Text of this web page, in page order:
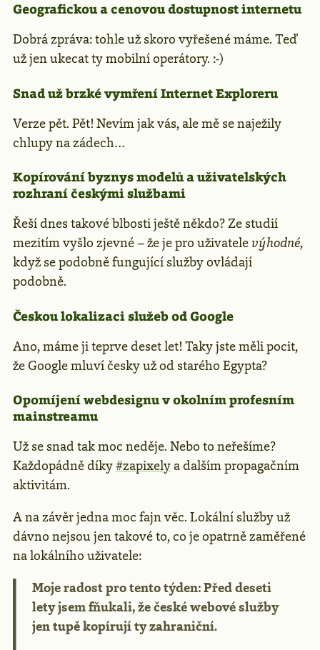
Geografickou a cenovou dostupnost internetu
Dobrá zpráva: tohle už skoro vyřešené máme. Teď
už jen ukecat ty mobilní operátory. :-)
Snad už brzké vymření Internet Exploreru
Verze pět. Pět! Nevím jak vás, ale mě se naježily
chlupy na zádech…
Kopírování byznys modelů a uživatelských
rozhraní českými službami
Řeší dnes takové blbosti ještě někdo? Ze studií
mezitím vyšlo zjevné – že je pro uživatele výhodné,
když se podobně fungující služby ovládají
podobně.
Českou lokalizaci služeb od Google
Ano, máme ji teprve deset let! Taky jste měli pocit,
že Google mluví česky už od starého Egypta?
Opomíjení webdesignu v okolním profesním
mainstreamu
Už se snad tak moc neděje. Nebo to neřešíme?
Každopádně díky#zapixelya dalším propagačním
aktivitám.
A na závěr jedna moc fajn věc. Lokální služby už
dávno nejsou jen takové to, co je opatrně zaměřené
na lokálního uživatele:
Moje radost pro tento týden: Před deseti
lety jsem fňukali, že české webové služby
jen tupě kopírují ty zahraniční.